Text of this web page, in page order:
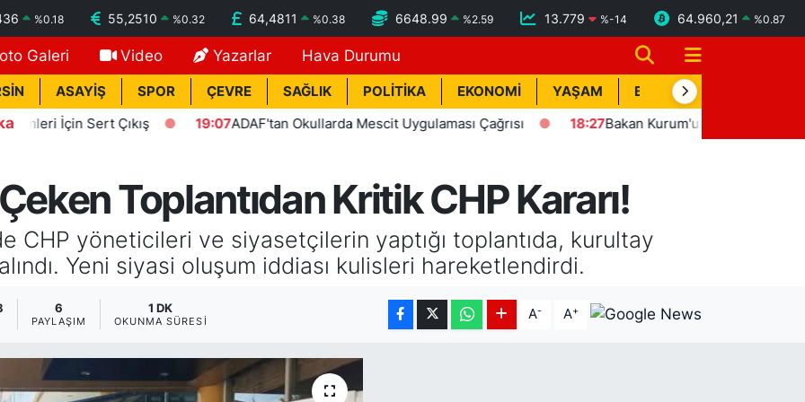
%0.18 55,2510 %0.32 64,4811 %0.38 6648.99 %2.59 13.779 %-14 64.960,21 %0.87
Galeri Video Yazarlar Hava Durumu
ASAYİŞ SPOR ÇEVRE SAĞLIK POLİTİKA EKONOMİ YAŞAM BİK İLAN
İçin Sert Çıkış 19:07 ADAF'tan Okullarda Mescit Uygulaması Çağrısı 18:27Bakan Kurum'un katılımıyla Hatay'da
Toplantıdan Kritik CHP Kararı!
CHP yöneticileri ve siyasetçilerin yaptığı toplantıda, kurultay
Yeni siyasi oluşum iddiası kulisleri hareketlendirdi.
6
PAYLAŞIM
1 DK
OKUNMA SÜRESI A- A+